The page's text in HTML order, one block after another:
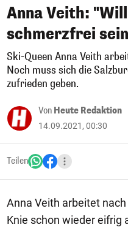
Anna Veith:
schmerzfrei
Ski-Queen Anna Veith
Noch muss sich die
zufrieden geben.
Von Heute Redaktion
14.09.2021, 00:30
Teilen
Anna Veith arbeitet
Knie schon wieder eifrig